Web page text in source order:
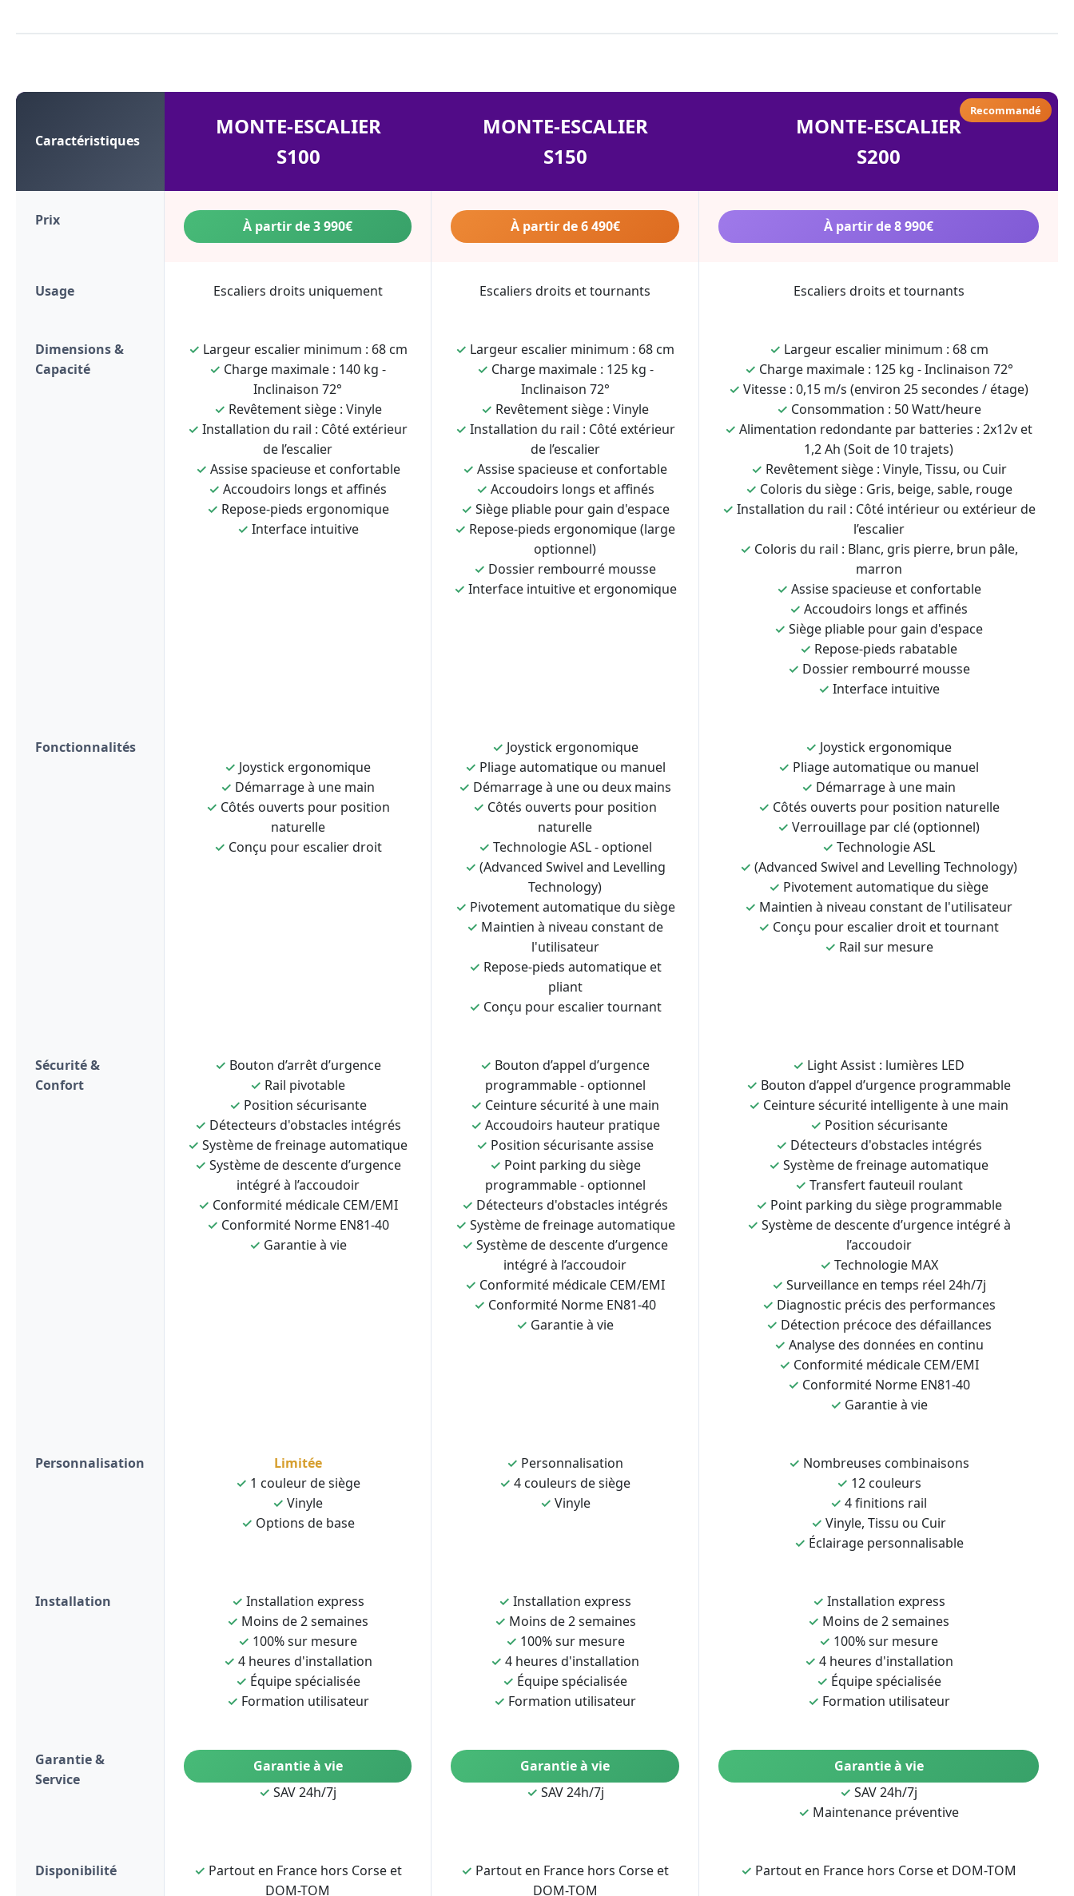
Caractéristiques
MONTE-ESCALIER
S100
MONTE-ESCALIER
S150
MONTE-ESCALIER
S200
Recommandé
Prix À partir de 3 990€ À partir de 6 490€ À partir de 8 990€
Usage Escaliers droits uniquement Escaliers droits et tournants Escaliers droits et tournants
Dimensions &
Capacité
✓ Largeur escalier minimum : 68 cm
✓ Charge maximale : 140 kg -
Inclinaison 72°
✓ Revêtement siège : Vinyle
✓ Installation du rail : Côté extérieur
de l’escalier
✓ Assise spacieuse et confortable
✓ Accoudoirs longs et affinés
✓ Repose-pieds ergonomique
✓ Interface intuitive
✓ Largeur escalier minimum : 68 cm
✓ Charge maximale : 125 kg -
Inclinaison 72°
✓ Revêtement siège : Vinyle
✓ Installation du rail : Côté extérieur
de l’escalier
✓ Assise spacieuse et confortable
✓ Accoudoirs longs et affinés
✓ Siège pliable pour gain d'espace
✓ Repose-pieds ergonomique (large
optionnel)
✓ Dossier rembourré mousse
✓ Interface intuitive et ergonomique
✓ Largeur escalier minimum : 68 cm
✓ Charge maximale : 125 kg - Inclinaison 72°
✓ Vitesse : 0,15 m/s (environ 25 secondes / étage)
✓ Consommation : 50 Watt/heure
✓ Alimentation redondante par batteries : 2x12v et
1,2 Ah (Soit de 10 trajets)
✓ Revêtement siège : Vinyle, Tissu, ou Cuir
✓ Coloris du siège : Gris, beige, sable, rouge
✓ Installation du rail : Côté intérieur ou extérieur de
l’escalier
✓ Coloris du rail : Blanc, gris pierre, brun pâle,
marron
✓ Assise spacieuse et confortable
✓ Accoudoirs longs et affinés
✓ Siège pliable pour gain d'espace
✓ Repose-pieds rabatable
✓ Dossier rembourré mousse
✓ Interface intuitive
Fonctionnalités
✓ Joystick ergonomique
✓ Démarrage à une main
✓ Côtés ouverts pour position
naturelle
✓ Conçu pour escalier droit
✓ Joystick ergonomique
✓ Pliage automatique ou manuel
✓ Démarrage à une ou deux mains
✓ Côtés ouverts pour position
naturelle
✓ Technologie ASL - optionel
✓ (Advanced Swivel and Levelling
Technology)
✓ Pivotement automatique du siège
✓ Maintien à niveau constant de
l'utilisateur
✓ Repose-pieds automatique et
pliant
✓ Conçu pour escalier tournant
✓ Joystick ergonomique
✓ Pliage automatique ou manuel
✓ Démarrage à une main
✓ Côtés ouverts pour position naturelle
✓ Verrouillage par clé (optionnel)
✓ Technologie ASL
✓ (Advanced Swivel and Levelling Technology)
✓ Pivotement automatique du siège
✓ Maintien à niveau constant de l'utilisateur
✓ Conçu pour escalier droit et tournant
✓ Rail sur mesure
Sécurité &
Confort
✓ Bouton d’arrêt d’urgence
✓ Rail pivotable
✓ Position sécurisante
✓ Détecteurs d'obstacles intégrés
✓ Système de freinage automatique
✓ Système de descente d’urgence
intégré à l’accoudoir
✓ Conformité médicale CEM/EMI
✓ Conformité Norme EN81-40
✓ Garantie à vie
✓ Bouton d’appel d’urgence
programmable - optionnel
✓ Ceinture sécurité à une main
✓ Accoudoirs hauteur pratique
✓ Position sécurisante assise
✓ Point parking du siège
programmable - optionnel
✓ Détecteurs d'obstacles intégrés
✓ Système de freinage automatique
✓ Système de descente d’urgence
intégré à l’accoudoir
✓ Conformité médicale CEM/EMI
✓ Conformité Norme EN81-40
✓ Garantie à vie
✓ Light Assist : lumières LED
✓ Bouton d’appel d’urgence programmable
✓ Ceinture sécurité intelligente à une main
✓ Position sécurisante
✓ Détecteurs d'obstacles intégrés
✓ Système de freinage automatique
✓ Transfert fauteuil roulant
✓ Point parking du siège programmable
✓ Système de descente d’urgence intégré à
l’accoudoir
✓ Technologie MAX
✓ Surveillance en temps réel 24h/7j
✓ Diagnostic précis des performances
✓ Détection précoce des défaillances
✓ Analyse des données en continu
✓ Conformité médicale CEM/EMI
✓ Conformité Norme EN81-40
✓ Garantie à vie
Personnalisation
Limitée
✓ 1 couleur de siège
✓ Vinyle
✓ Options de base
✓ Personnalisation
✓ 4 couleurs de siège
✓ Vinyle
✓ Nombreuses combinaisons
✓ 12 couleurs
✓ 4 finitions rail
✓ Vinyle, Tissu ou Cuir
✓ Éclairage personnalisable
Installation ✓ Installation express
✓ Moins de 2 semaines
✓ 100% sur mesure
✓ 4 heures d'installation
✓ Équipe spécialisée
✓ Formation utilisateur
✓ Installation express
✓ Moins de 2 semaines
✓ 100% sur mesure
✓ 4 heures d'installation
✓ Équipe spécialisée
✓ Formation utilisateur
✓ Installation express
✓ Moins de 2 semaines
✓ 100% sur mesure
✓ 4 heures d'installation
✓ Équipe spécialisée
✓ Formation utilisateur
Garantie &
Service
Garantie à vie
✓ SAV 24h/7j
Garantie à vie
✓ SAV 24h/7j
Garantie à vie
✓ SAV 24h/7j
✓ Maintenance préventive
Disponibilité ✓ Partout en France hors Corse et
DOM-TOM
✓ Partout en France hors Corse et
DOM-TOM
✓ Partout en France hors Corse et DOM-TOM